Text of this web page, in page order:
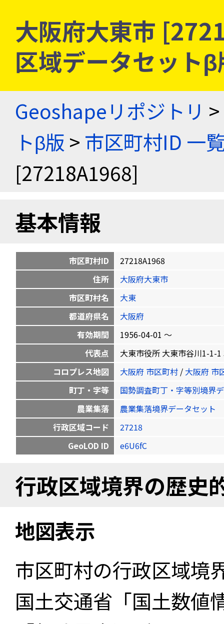
大阪府大東市
区域データセット
Geoshapeリポジトリ >
トβ版 > 市区町村ID 一
[27218A1968]
基本情報
市区町村ID
27218A1968
住所
大阪府大東市
市区町村名
大東
都道府県名
大阪府
有効期間
1956-04-01 〜
代表点
大東市役所 大東市谷川1-1-
コロプレス地図
大阪府 市区町村 / 大阪府 市
町丁・字等
国勢調査町丁・字等別境界
農業集落
農業集落境界データセット
行政区域コード
27218
GeoLOD ID
e6U6fC
行政区域境界の歴史
地図表示
市区町村の行政区域境
国土交通省「国土数値